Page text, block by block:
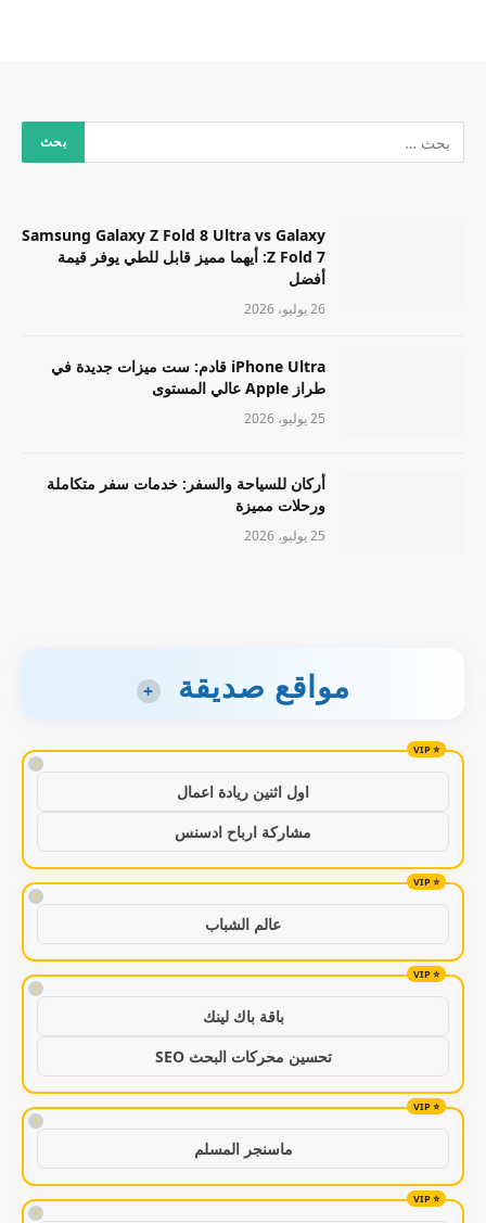
Samsung Galaxy Z Fold 8 Ultra vs Galaxy
Z Fold 7: أيهما مميز قابل للطي يوفر قيمة
أفضل
26 يوليو، 2026
iPhone Ultra قادم: ست ميزات جديدة في
طراز Apple عالي المستوى
25 يوليو، 2026
أركان للسياحة والسفر: خدمات سفر متكاملة
ورحلات مميزة
25 يوليو، 2026
مواقع صديقة +
!
اول اثنين ريادة اعمال
مشاركة ارباح ادسنس
!
عالم الشباب
!
باقة باك لينك
تحسين محركات البحث SEO
!
ماسنجر المسلم
!